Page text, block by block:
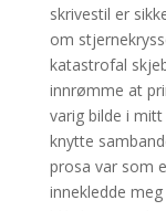
skrivestil er
om
katastrofal
innrømme at
varig bilde i
knytte
prosa var som
innekledde